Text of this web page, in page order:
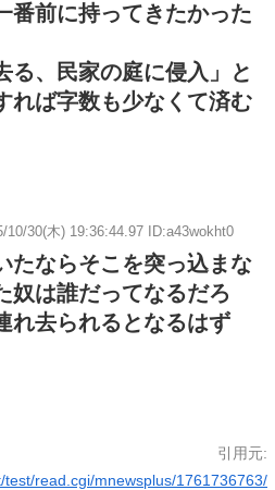
番前に持ってきたかった
る、民家の庭に侵入」と
れば字数も少なくて済む
10/30(木) 19:36:44.97 ID:a43wokht0
たならそこを突っ込まな
奴は誰だってなるだろ
れ去られるとなるはず
引用元:
read.cgi/mnewsplus/1761736763/